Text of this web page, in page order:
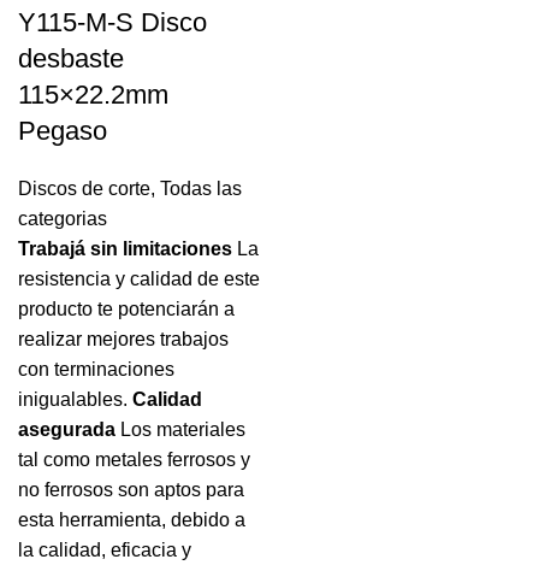
Y115-M-S Disco
desbaste
115×22.2mm
Pegaso
Discos de corte, Todas las
categorias
Trabajá sin limitaciones La
resistencia y calidad de este
producto te potenciarán a
realizar mejores trabajos
con terminaciones
inigualables. Calidad
asegurada Los materiales
tal como metales ferrosos y
no ferrosos son aptos para
esta herramienta, debido a
la calidad, eficacia y